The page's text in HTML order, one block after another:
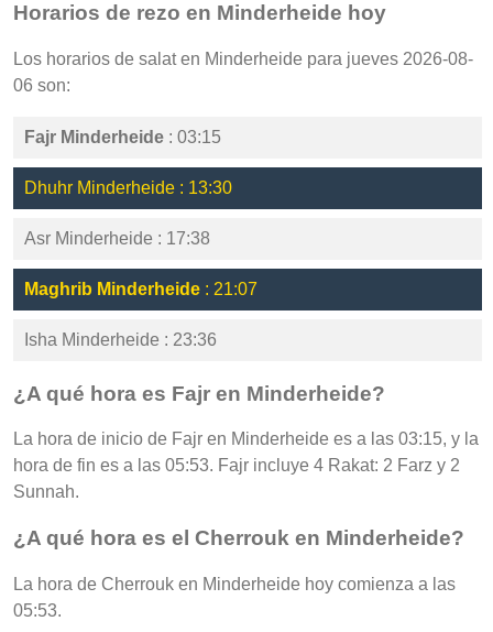
Horarios de rezo en Minderheide hoy
Los horarios de salat en Minderheide para jueves 2026-08-
06 son:
Fajr Minderheide : 03:15
Dhuhr Minderheide : 13:30
Asr Minderheide : 17:38
Maghrib Minderheide : 21:07
Isha Minderheide : 23:36
¿A qué hora es Fajr en Minderheide?
La hora de inicio de Fajr en Minderheide es a las 03:15, y la
hora de fin es a las 05:53. Fajr incluye 4 Rakat: 2 Farz y 2
Sunnah.
¿A qué hora es el Cherrouk en Minderheide?
La hora de Cherrouk en Minderheide hoy comienza a las
05:53.